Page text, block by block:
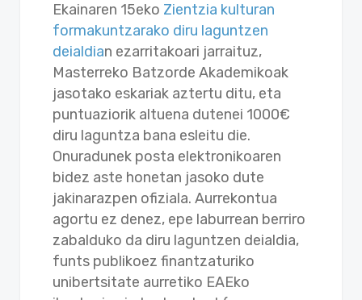
Ekainaren 15eko Zientzia kulturan
formakuntzarako diru laguntzen
deialdian ezarritakoari jarraituz,
Masterreko Batzorde Akademikoak
jasotako eskariak aztertu ditu, eta
puntuaziorik altuena dutenei 1000€
diru laguntza bana esleitu die.
Onuradunek posta elektronikoaren
bidez aste honetan jasoko dute
jakinarazpen ofiziala. Aurrekontua
agortu ez denez, epe laburrean berriro
zabalduko da diru laguntzen deialdia,
funts publikoez finantzaturiko
unibertsitate aurretiko EAEko